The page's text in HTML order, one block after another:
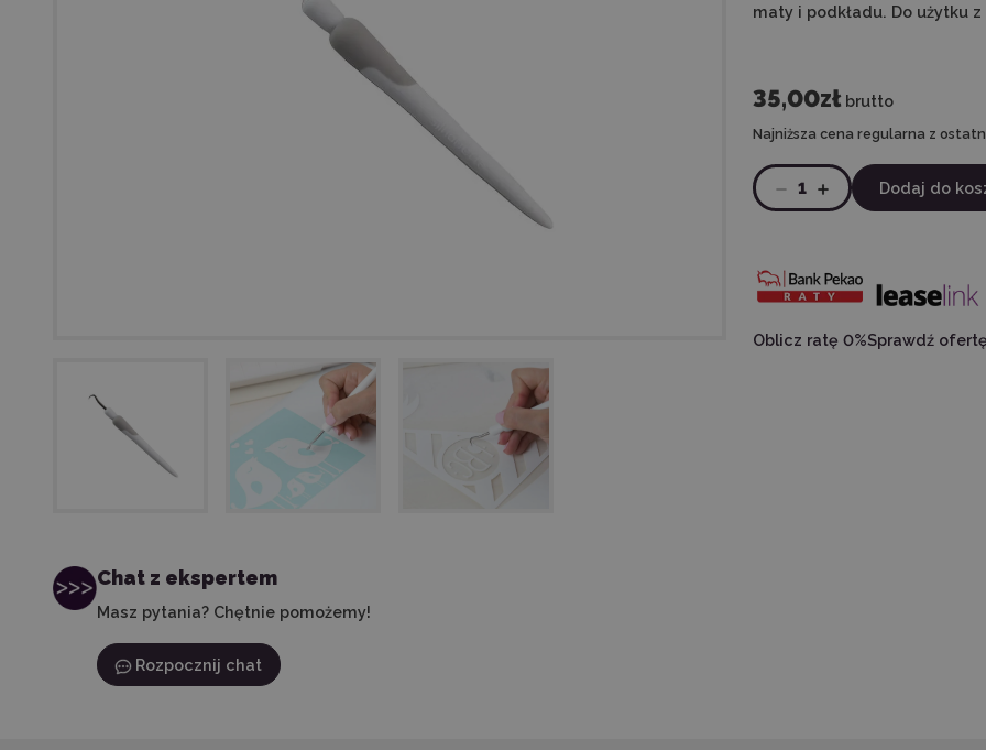
Chat z ekspertem
Masz pytania? Chętnie pomożemy!
Rozpocznij chat
maty i podkładu. Do użytku
35,00zł brutto
Najniższa cena regularna z
1 Dodaj do
Oblicz ratę 0%Sprawdź